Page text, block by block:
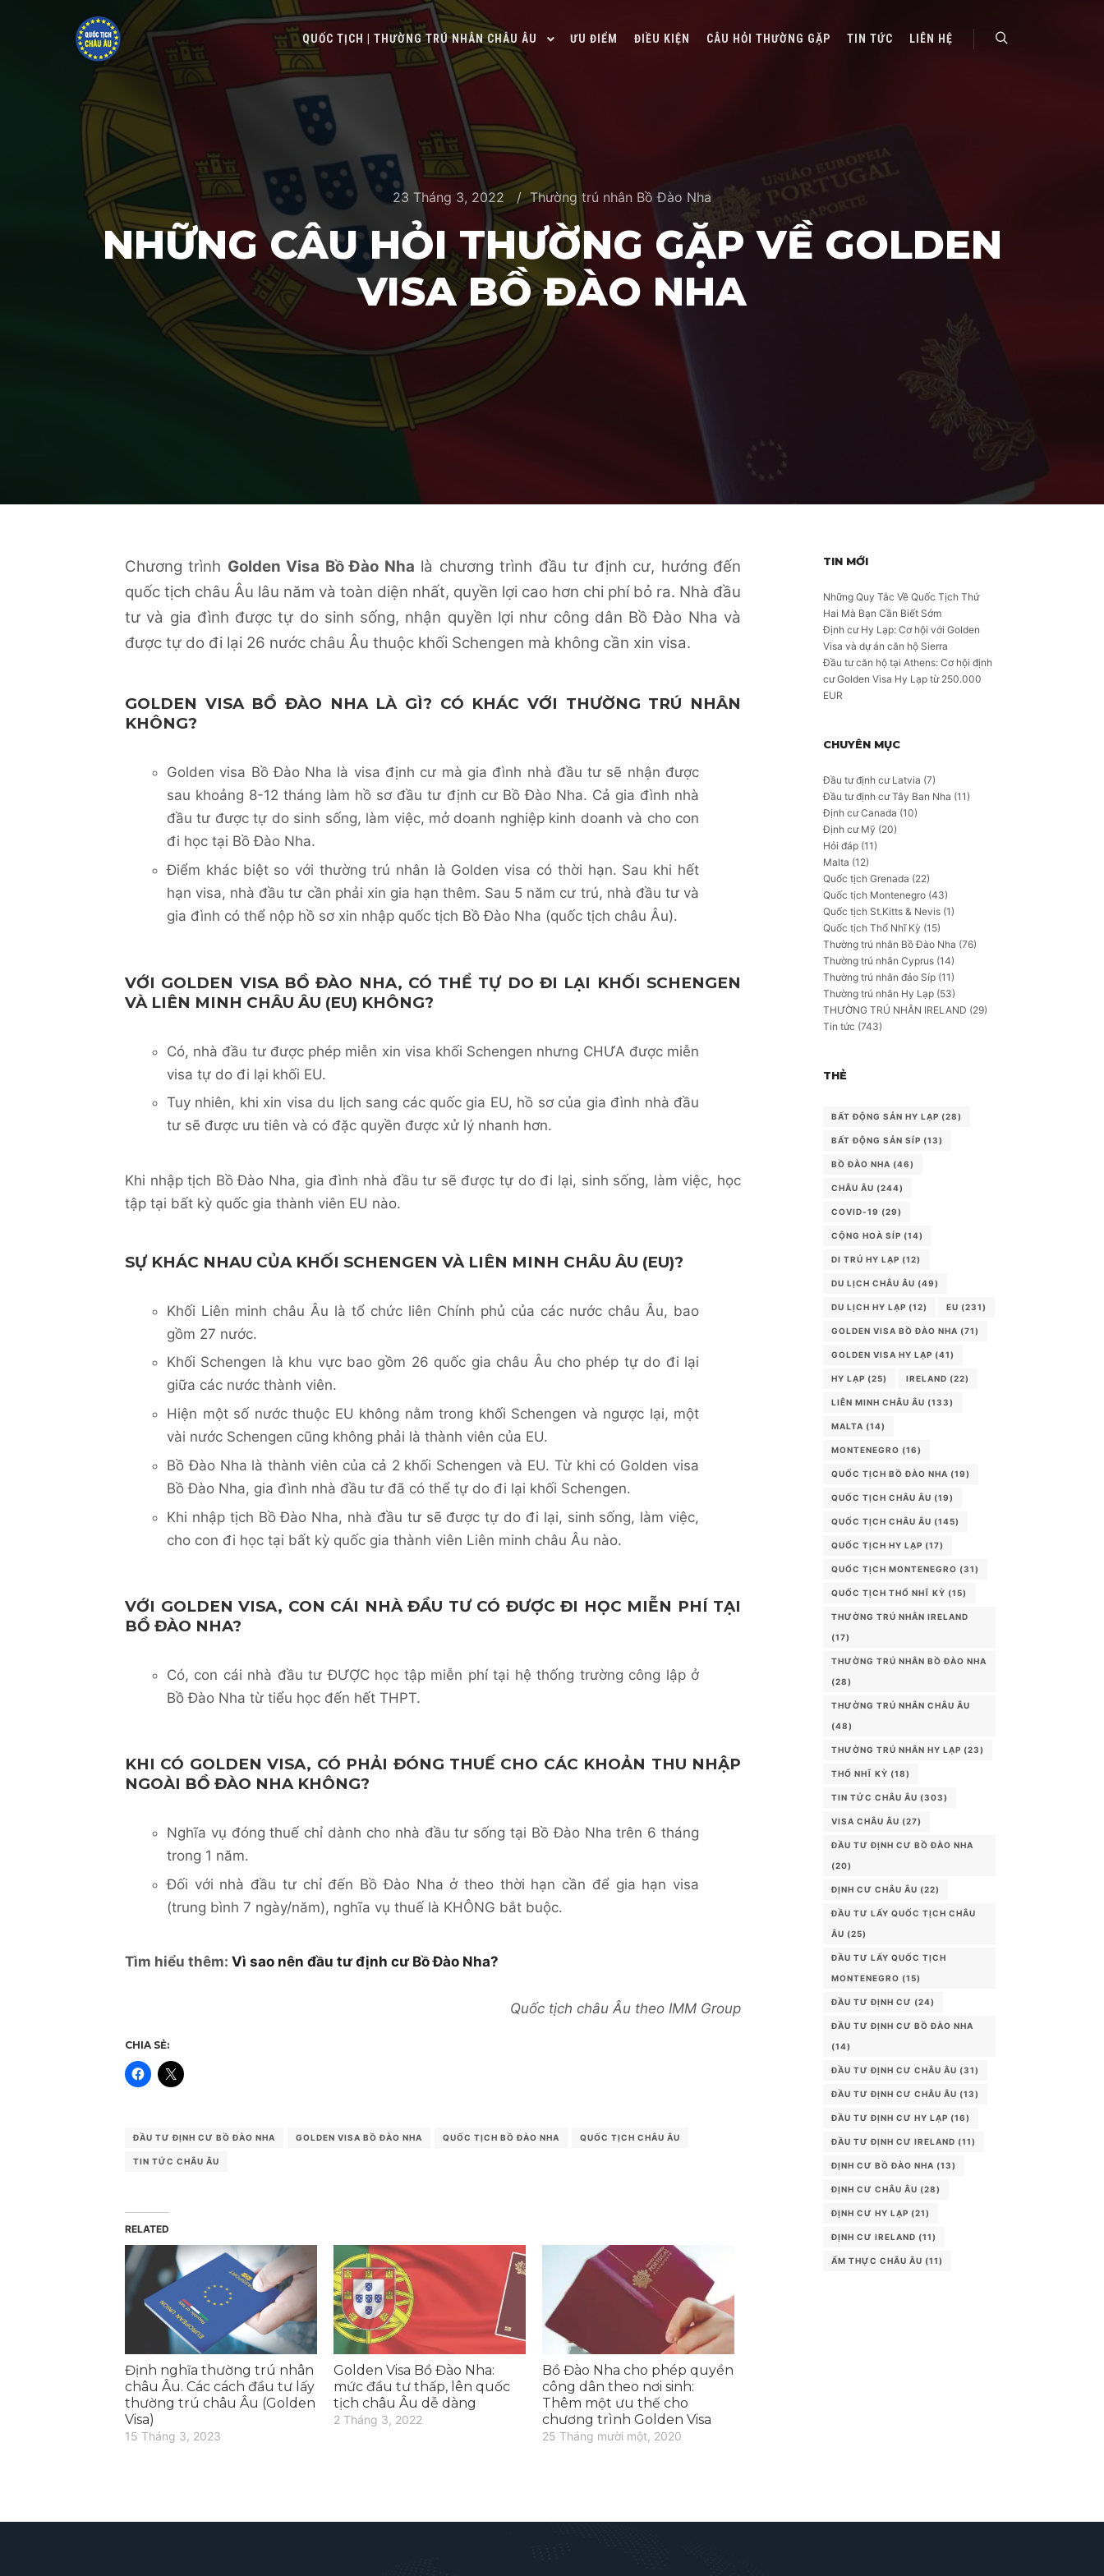
QUỐC TỊCH | THƯỜNG TRÚ NHÂN CHÂU ÂU ƯU ĐIỂM ĐIỀU KIỆN CÂU HỎI THƯỜNG GẶP TIN TỨC LIÊN HỆ
23 Tháng 3, 2022 Thường trú nhân Bồ Đào Nha
NHỮNG CÂU HỎI THƯỜNG GẶP VỀ GOLDEN
VISA BỒ ĐÀO NHA
Chương trình Golden Visa Bồ Đào Nha là chương trình đầu tư định cư, hướng đến
quốc tịch châu Âu lâu năm và toàn diện nhất, quyền lợi cao hơn chi phí bỏ ra. Nhà đầu
tư và gia đình được tự do sinh sống, nhận quyền lợi như công dân Bồ Đào Nha và
được tự do đi lại 26 nước châu Âu thuộc khối Schengen mà không cần xin visa.
GOLDEN VISA BỒ ĐÀO NHA LÀ GÌ? CÓ KHÁC VỚI THƯỜNG TRÚ NHÂN
KHÔNG?
Golden visa Bồ Đào Nha là visa định cư mà gia đình nhà đầu tư sẽ nhận được
sau khoảng 8-12 tháng làm hồ sơ đầu tư định cư Bồ Đào Nha. Cả gia đình nhà
đầu tư được tự do sinh sống, làm việc, mở doanh nghiệp kinh doanh và cho con
đi học tại Bồ Đào Nha.
Điểm khác biệt so với thường trú nhân là Golden visa có thời hạn. Sau khi hết
hạn visa, nhà đầu tư cần phải xin gia hạn thêm. Sau 5 năm cư trú, nhà đầu tư và
gia đình có thể nộp hồ sơ xin nhập quốc tịch Bồ Đào Nha (quốc tịch châu Âu).
VỚI GOLDEN VISA BỒ ĐÀO NHA, CÓ THỂ TỰ DO ĐI LẠI KHỐI SCHENGEN
VÀ LIÊN MINH CHÂU ÂU (EU) KHÔNG?
Có, nhà đầu tư được phép miễn xin visa khối Schengen nhưng CHƯA được miễn
visa tự do đi lại khối EU.
Tuy nhiên, khi xin visa du lịch sang các quốc gia EU, hồ sơ của gia đình nhà đầu
tư sẽ được ưu tiên và có đặc quyền được xử lý nhanh hơn.
Khi nhập tịch Bồ Đào Nha, gia đình nhà đầu tư sẽ được tự do đi lại, sinh sống, làm việc, học
tập tại bất kỳ quốc gia thành viên EU nào.
SỰ KHÁC NHAU CỦA KHỐI SCHENGEN VÀ LIÊN MINH CHÂU ÂU (EU)?
Khối Liên minh châu Âu là tổ chức liên Chính phủ của các nước châu Âu, bao
gồm 27 nước.
Khối Schengen là khu vực bao gồm 26 quốc gia châu Âu cho phép tự do đi lại
giữa các nước thành viên.
Hiện một số nước thuộc EU không nằm trong khối Schengen và ngược lại, một
vài nước Schengen cũng không phải là thành viên của EU.
Bồ Đào Nha là thành viên của cả 2 khối Schengen và EU. Từ khi có Golden visa
Bồ Đào Nha, gia đình nhà đầu tư đã có thể tự do đi lại khối Schengen.
Khi nhập tịch Bồ Đào Nha, nhà đầu tư sẽ được tự do đi lại, sinh sống, làm việc,
cho con đi học tại bất kỳ quốc gia thành viên Liên minh châu Âu nào.
VỚI GOLDEN VISA, CON CÁI NHÀ ĐẦU TƯ CÓ ĐƯỢC ĐI HỌC MIỄN PHÍ TẠI
BỒ ĐÀO NHA?
Có, con cái nhà đầu tư ĐƯỢC học tập miễn phí tại hệ thống trường công lập ở
Bồ Đào Nha từ tiểu học đến hết THPT.
KHI CÓ GOLDEN VISA, CÓ PHẢI ĐÓNG THUẾ CHO CÁC KHOẢN THU NHẬP
NGOÀI BỒ ĐÀO NHA KHÔNG?
Nghĩa vụ đóng thuế chỉ dành cho nhà đầu tư sống tại Bồ Đào Nha trên 6 tháng
trong 1 năm.
Đối với nhà đầu tư chỉ đến Bồ Đào Nha ở theo thời hạn cần để gia hạn visa
(trung bình 7 ngày/năm), nghĩa vụ thuế là KHÔNG bắt buộc.
Tìm hiểu thêm: Vì sao nên đầu tư định cư Bồ Đào Nha?
Quốc tịch châu Âu theo IMM Group
CHIA SẺ:
ĐẦU TƯ ĐỊNH CƯ BỒ ĐÀO NHA GOLDEN VISA BỒ ĐÀO NHA QUỐC TỊCH BỒ ĐÀO NHA QUỐC TỊCH CHÂU ÂU
TIN TỨC CHÂU ÂU
RELATED
Định nghĩa thường trú nhân
châu Âu. Các cách đầu tư lấy
thường trú châu Âu (Golden
Visa)
15 Tháng 3, 2023
Golden Visa Bồ Đào Nha:
mức đầu tư thấp, lên quốc
tịch châu Âu dễ dàng
2 Tháng 3, 2022
Bồ Đào Nha cho phép quyền
công dân theo nơi sinh:
Thêm một ưu thế cho
chương trình Golden Visa
25 Tháng mười một, 2020
TIN MỚI
Những Quy Tắc Về Quốc Tịch Thứ
Hai Mà Bạn Cần Biết Sớm
Định cư Hy Lạp: Cơ hội với Golden
Visa và dự án căn hộ Sierra
Đầu tư căn hộ tại Athens: Cơ hội định
cư Golden Visa Hy Lạp từ 250.000
EUR
CHUYÊN MỤC
Đầu tư định cư Latvia (7)
Đầu tư định cư Tây Ban Nha (11)
Định cư Canada (10)
Định cư Mỹ (20)
Hỏi đáp (11)
Malta (12)
Quốc tịch Grenada (22)
Quốc tịch Montenegro (43)
Quốc tịch St.Kitts & Nevis (1)
Quốc tịch Thổ Nhĩ Kỳ (15)
Thường trú nhân Bồ Đào Nha (76)
Thường trú nhân Cyprus (14)
Thường trú nhân đảo Síp (11)
Thường trú nhân Hy Lạp (53)
THƯỜNG TRÚ NHÂN IRELAND (29)
Tin tức (743)
THẺ
BẤT ĐỘNG SẢN HY LẠP (28)
BẤT ĐỘNG SẢN SÍP (13)
BỒ ĐÀO NHA (46)
CHÂU ÂU (244)
COVID-19 (29)
CỘNG HOÀ SÍP (14)
DI TRÚ HY LẠP (12)
DU LỊCH CHÂU ÂU (49)
DU LỊCH HY LẠP (12) EU (231)
GOLDEN VISA BỒ ĐÀO NHA (71)
GOLDEN VISA HY LẠP (41)
HY LẠP (25) IRELAND (22)
LIÊN MINH CHÂU ÂU (133)
MALTA (14)
MONTENEGRO (16)
QUỐC TỊCH BỒ ĐÀO NHA (19)
QUỐC TỊCH CHÂU ÂU (19)
QUỐC TỊCH CHÂU ÂU (145)
QUỐC TỊCH HY LẠP (17)
QUỐC TỊCH MONTENEGRO (31)
QUỐC TỊCH THỔ NHĨ KỲ (15)
THƯỜNG TRÚ NHÂN IRELAND
(17)
THƯỜNG TRÚ NHÂN BỒ ĐÀO NHA
(28)
THƯỜNG TRÚ NHÂN CHÂU ÂU
(48)
THƯỜNG TRÚ NHÂN HY LẠP (23)
THỔ NHĨ KỲ (18)
TIN TỨC CHÂU ÂU (303)
VISA CHÂU ÂU (27)
ĐẦU TƯ ĐỊNH CƯ BỒ ĐÀO NHA
(20)
ĐỊNH CƯ CHÂU ÂU (22)
ĐẦU TƯ LẤY QUỐC TỊCH CHÂU
ÂU (25)
ĐẦU TƯ LẤY QUỐC TỊCH
MONTENEGRO (15)
ĐẦU TƯ ĐỊNH CƯ (24)
ĐẦU TƯ ĐỊNH CƯ BỒ ĐÀO NHA
(14)
ĐẦU TƯ ĐỊNH CƯ CHÂU ÂU (31)
ĐẦU TƯ ĐỊNH CƯ CHÂU ÂU (13)
ĐẦU TƯ ĐỊNH CƯ HY LẠP (16)
ĐẦU TƯ ĐỊNH CƯ IRELAND (11)
ĐỊNH CƯ BỒ ĐÀO NHA (13)
ĐỊNH CƯ CHÂU ÂU (28)
ĐỊNH CƯ HY LẠP (21)
ĐỊNH CƯ IRELAND (11)
ẨM THỰC CHÂU ÂU (11)